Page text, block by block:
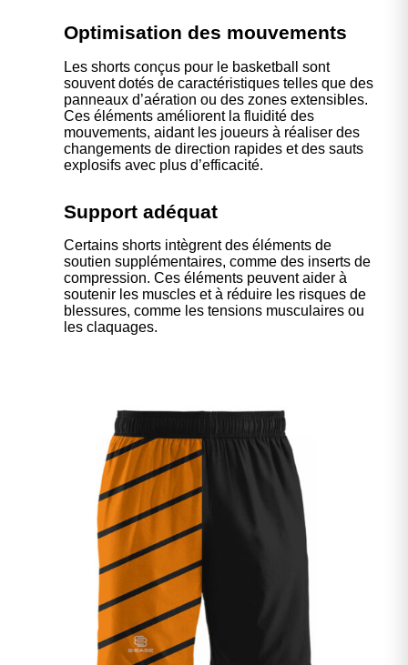
Optimisation des mouvements
Les shorts conçus pour le basketball sont
souvent dotés de caractéristiques telles que des
panneaux d’aération ou des zones extensibles.
Ces éléments améliorent la fluidité des
mouvements, aidant les joueurs à réaliser des
changements de direction rapides et des sauts
explosifs avec plus d’efficacité.
Support adéquat
Certains shorts intègrent des éléments de
soutien supplémentaires, comme des inserts de
compression. Ces éléments peuvent aider à
soutenir les muscles et à réduire les risques de
blessures, comme les tensions musculaires ou
les claquages.